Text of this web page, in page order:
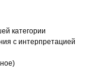
категории
с интерпретацией